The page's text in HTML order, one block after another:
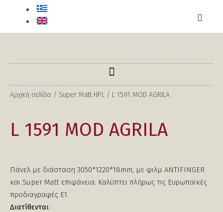
Αρχική σελίδα / Super Matt HPL / L 1591 MOD AGRILA
L 1591 MOD AGRILA
Πάνελ με διάσταση 3050*1220*18mm, με φιλμ ANTIFINGER
και Super Matt επιφάνεια. Καλύπτει πλήρως τις Ευρωπαϊκές
προδιαγραφές Ε1.
Διατίθενται: